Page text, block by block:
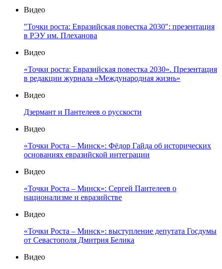
Видео
"Точки роста: Евразийская повестка 2030": презентация
в РЭУ им. Плеханова
Видео
«Точки роста: Евразийская повестка 2030». Презентация
в редакции журнала «Международная жизнь»
Видео
Дзермант и Пантелеев о русскости
Видео
«Точки Роста – Минск»: Фёдор Гайда об исторических
основаниях евразийской интеграции
Видео
«Точки Роста – Минск»: Сергей Пантелеев о
национализме и евразийстве
Видео
«Точки Роста – Минск»: выступление депутата Госдумы
от Севастополя Дмитрия Белика
Видео